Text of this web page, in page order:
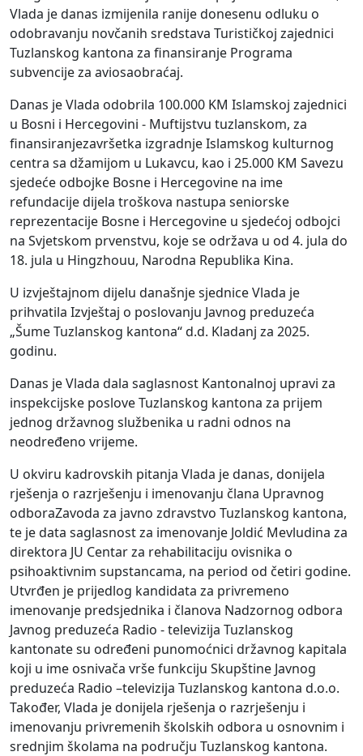
Vlada je danas izmijenila ranije donesenu odluku o
odobravanju novčanih sredstava Turističkoj zajednici
Tuzlanskog kantona za finansiranje Programa
subvencije za aviosaobraćaj.
Danas je Vlada odobrila 100.000 KM Islamskoj zajednici
u Bosni i Hercegovini - Muftijstvu tuzlanskom, za
finansiranjezavršetka izgradnje Islamskog kulturnog
centra sa džamijom u Lukavcu, kao i 25.000 KM Savezu
sjedeće odbojke Bosne i Hercegovine na ime
refundacijedijela troškova nastupa seniorske
reprezentacije Bosne i Hercegovine u sjedećoj odbojci
na Svjetskom prvenstvu, koje se održava u od 4. jula do
18. jula u Hingzhouu, Narodna Republika Kina.
U izvještajnom dijelu današnje sjednice Vlada je
prihvatila Izvještaj o poslovanju Javnog preduzeća
„Šume Tuzlanskog kantona“ d.d. Kladanj za 2025.
godinu.
Danas je Vlada dala saglasnost Kantonalnoj upravi za
inspekcijske poslove Tuzlanskog kantona za prijem
jednog državnog službenika u radni odnos na
neodređeno vrijeme.
U okviru kadrovskih pitanja Vlada je danas, donijela
rješenja o razrješenju i imenovanju člana Upravnog
odboraZavoda za javno zdravstvo Tuzlanskog kantona,
te je data saglasnost za imenovanje Joldić Mevludina za
direktora JU Centar za rehabilitaciju ovisnika o
psihoaktivnim supstancama, na period od četiri godine.
Utvrđen je prijedlog kandidata za privremeno
imenovanje predsjednika i članova Nadzornog odbora
Javnog preduzeća Radio -televizija Tuzlanskog
kantonate su određeni punomoćnici državnog kapitala
koji u ime osnivača vrše funkciju Skupštine Javnog
preduzeća Radio –televizija Tuzlanskog kantona d.o.o.
Također, Vlada je donijela rješenja o razrješenju i
imenovanju privremenih školskih odbora u osnovnim i
srednjim školama na području Tuzlanskog kantona.